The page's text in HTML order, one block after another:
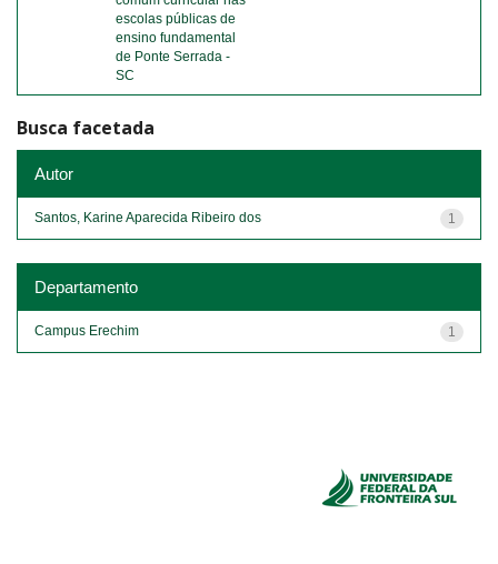
escolas públicas de
ensino fundamental
de Ponte Serrada -
SC
Busca facetada
Autor
1
Santos, Karine Aparecida Ribeiro dos
Departamento
1
Campus Erechim